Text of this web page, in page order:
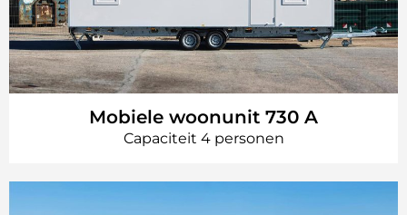
Mobiele woonunit 730 A
Capaciteit 4 personen